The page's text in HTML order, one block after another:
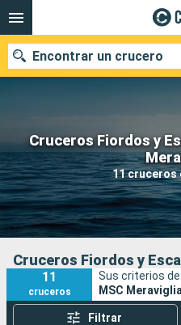
Cruceros Fiordos y
11 cruceros
Encontrar un crucero
Nuestros destinos
Fecha de salida
Puertos
Cruceros Fiordos y
11
cruceros
Sus criterios
MSC
Filtrar